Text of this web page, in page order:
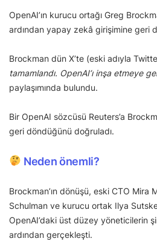
OpenAI’ın kurucu ortağı Greg
ardından yapay zekâ girişimine geri
Brockman dün X’te (eski adıyla
tamamlandı. OpenAI’ı inşa etmeye
paylaşımında bulundu.
Bir OpenAI sözcüsü Reuters’a
geri döndüğünü doğruladı.
Neden önemli?
Brockman’ın dönüşü, eski CTO
Schulman ve kurucu ortak Ilya
OpenAI’daki üst düzey yöneticilerin
ardından gerçekleşti.